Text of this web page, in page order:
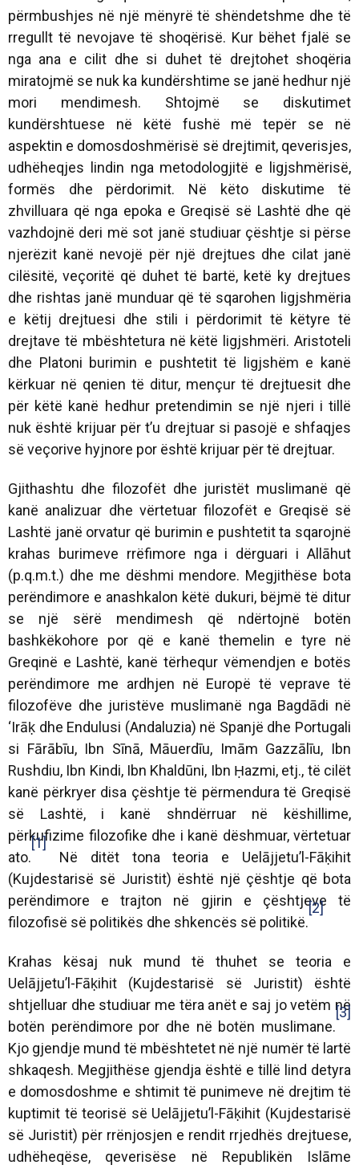
përmbushjes në një mënyrë të shëndetshme dhe të
rregullt të nevojave të shoqërisë. Kur bëhet fjalë se
nga ana e cilit dhe si duhet të drejtohet shoqëria
miratojmë se nuk ka kundërshtime se janë hedhur një
mori mendimesh. Shtojmë se diskutimet
kundërshtuese në këtë fushë më tepër se në
aspektin e domosdoshmërisë së drejtimit, qeverisjes,
udhëheqjes lindin nga metodologjitë e ligjshmërisë,
formës dhe përdorimit. Në këto diskutime të
zhvilluara që nga epoka e Greqisë së Lashtë dhe që
vazhdojnë deri më sot janë studiuar çështje si përse
njerëzit kanë nevojë për një drejtues dhe cilat janë
cilësitë, veçoritë që duhet të bartë, ketë ky drejtues
dhe rishtas janë munduar që të sqarohen ligjshmëria
e këtij drejtuesi dhe stili i përdorimit të këtyre të
drejtave të mbështetura në këtë ligjshmëri. Aristoteli
dhe Platoni burimin e pushtetit të ligjshëm e kanë
kërkuar në qenien të ditur, mençur të drejtuesit dhe
për këtë kanë hedhur pretendimin se një njeri i tillë
nuk është krijuar për t’u drejtuar si pasojë e shfaqjes
së veçorive hyjnore por është krijuar për të drejtuar.
Gjithashtu dhe filozofët dhe juristët muslimanë që
kanë analizuar dhe vërtetuar filozofët e Greqisë së
Lashtë janë orvatur që burimin e pushtetit ta sqarojnë
krahas burimeve rrëfimore nga i dërguari i Allāhut
(p.q.m.t.) dhe me dëshmi mendore. Megjithëse bota
perëndimore e anashkalon këtë dukuri, bëjmë të ditur
se një sërë mendimesh që ndërtojnë botën
bashkëkohore por që e kanë themelin e tyre në
Greqinë e Lashtë, kanë tërhequr vëmendjen e botës
perëndimore me ardhjen në Europë të veprave të
filozofëve dhe juristëve muslimanë nga Bagdādi në
‘Irāḳ dhe Endulusi (Andaluzia) në Spanjë dhe Portugali
si Fārābīu, Ibn Sīnā, Māuerdīu, Imām Gazzālīu, Ibn
Rushdiu, Ibn Kindi, Ibn Khaldūni, Ibn Ḥazmi, etj., të cilët
kanë përkryer disa çështje të përmendura të Greqisë
së Lashtë, i kanë shndërruar në këshillime,
përkufizime filozofike dhe i kanë dëshmuar, vërtetuar
ato.
[1]
Në ditët tona teoria e Uelājjetu’l-Fāḳihit
(Kujdestarisë së Juristit) është një çështje që bota
perëndimore e trajton në gjirin e çështjeve të
filozofisë së politikës dhe shkencës së politikë.
[2]
Krahas kësaj nuk mund të thuhet se teoria e
Uelājjetu’l-Fāḳihit (Kujdestarisë së Juristit) është
shtjelluar dhe studiuar me tëra anët e saj jo vetëm në
botën perëndimore por dhe në botën muslimane.
[3]
Kjo gjendje mund të mbështetet në një numër të lartë
shkaqesh. Megjithëse gjendja është e tillë lind detyra
e domosdoshme e shtimit të punimeve në drejtim të
kuptimit të teorisë së Uelājjetu’l-Fāḳihit (Kujdestarisë
së Juristit) për rrënjosjen e rendit rrjedhës drejtuese,
udhëheqëse, qeverisëse në Republikën Islāme